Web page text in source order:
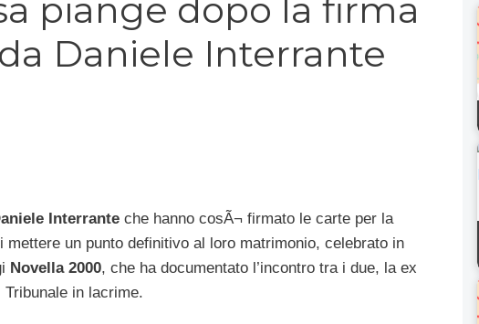
piange dopo la firma
Daniele Interrante
Interrante che hanno cosÃ¬ firmato le carte per la
un punto definitivo al loro matrimonio, celebrato in
Novella 2000, che ha documentato l’incontro tra i due, la ex
in lacrime.